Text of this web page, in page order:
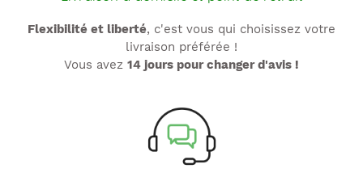
Flexibilité et liberté, c'est vous qui choisissez votre
livraison préférée !
Vous avez 14 jours pour changer d'avis !